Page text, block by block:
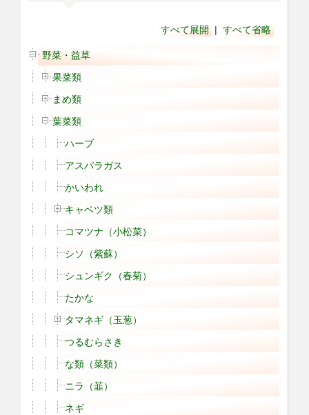
すべて展開 | すべて省略
野菜・益草
果菜類
まめ類
葉菜類
ハーブ
アスパラガス
かいわれ
キャベツ類
コマツナ（小松菜）
シソ（紫蘇）
シュンギク（春菊）
たかな
タマネギ（玉葱）
つるむらさき
な類（菜類）
ニラ（韮）
ネギ